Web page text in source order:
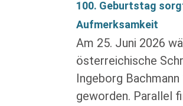
100. Geburtstag
Aufmerksamkeit
Am 25. Juni 2026
österreichische
Ingeborg
geworden. Parallel